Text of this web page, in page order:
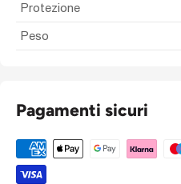
Protezione
Peso
Pagamenti sicuri